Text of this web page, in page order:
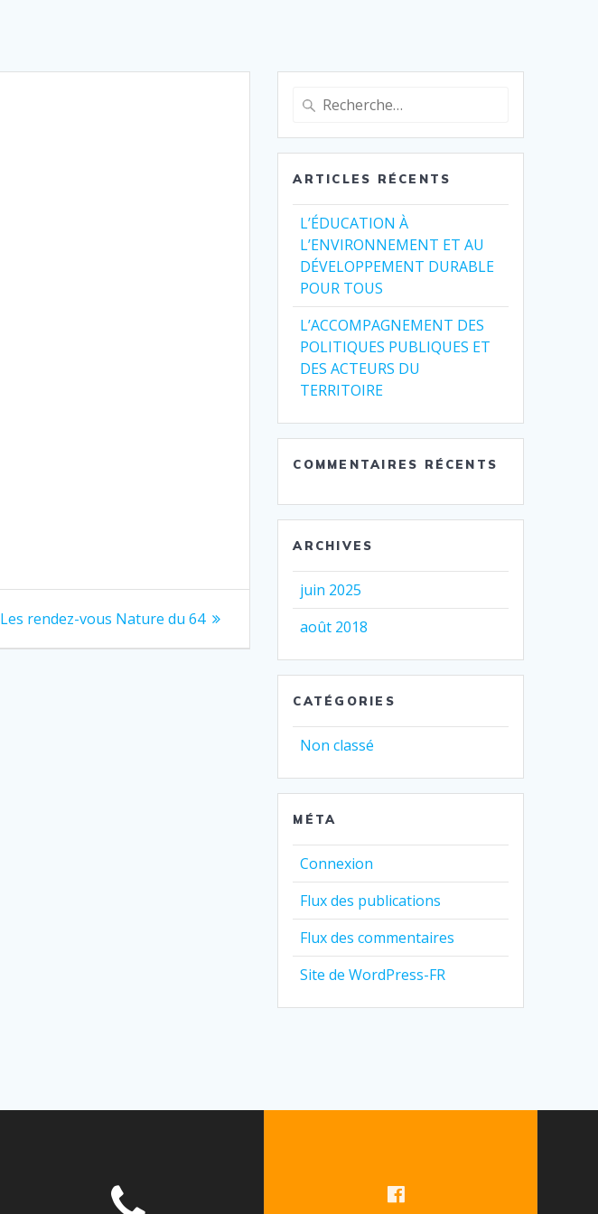
Article
Les rendez-vous Nature du 64
Recherche
:
ARTICLES RÉCENTS
L’ÉDUCATION À
L’ENVIRONNEMENT ET AU
DÉVELOPPEMENT DURABLE
POUR TOUS
L’ACCOMPAGNEMENT DES
POLITIQUES PUBLIQUES ET
DES ACTEURS DU
TERRITOIRE
COMMENTAIRES RÉCENTS
ARCHIVES
juin 2025
août 2018
CATÉGORIES
Non classé
MÉTA
Connexion
Flux des publications
Flux des commentaires
Site de WordPress-FR